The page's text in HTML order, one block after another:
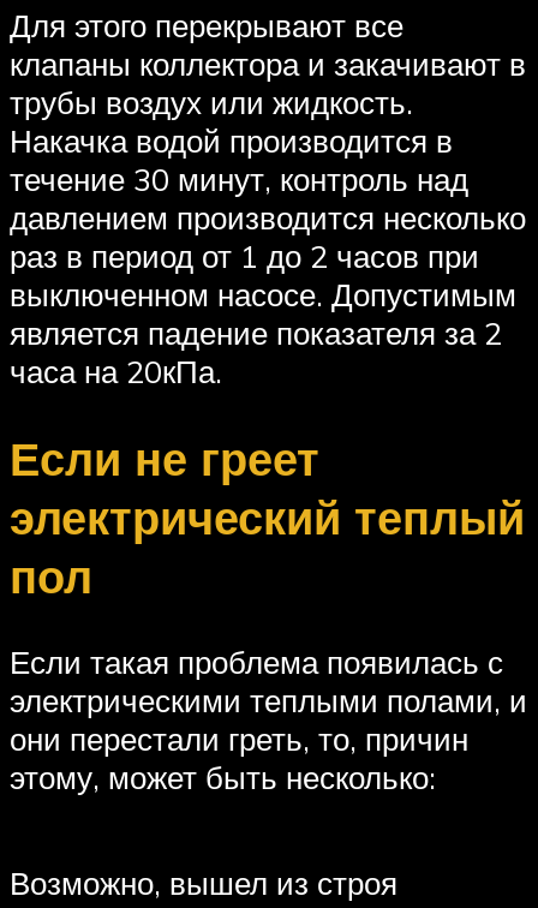
Для этого перекрывают все
клапаны коллектора и закачивают в
трубы воздух или жидкость.
Накачка водой производится в
течение 30 минут, контроль над
давлением производится несколько
раз в период от 1 до 2 часов при
выключенном насосе. Допустимым
является падение показателя за 2
часа на 20кПа.
Если не греет
электрический теплый
пол
Если такая проблема появилась с
электрическими теплыми полами, и
они перестали греть, то, причин
этому, может быть несколько:
Возможно, вышел из строя